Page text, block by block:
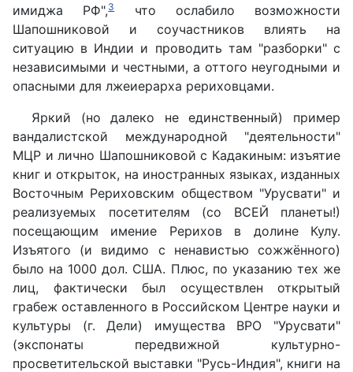
имиджа РФ",3что ослабило возможности
Шапошниковой и соучастников влиять на
ситуацию в Индии и проводить там "разборки" с
независимыми и честными, а оттого неугодными и
опасными для лжеиерарха рериховцами.
Яркий (но далеко не единственный) пример
вандалистской международной "деятельности"
МЦР и лично Шапошниковой с Кадакиным: изъятие
книг и открыток, на иностранных языках, изданных
Восточным Рериховским обществом "Урусвати" и
реализуемых посетителям (со ВСЕЙ планеты!)
посещающим имение Рерихов в долине Кулу.
Изъятого (и видимо с ненавистью сожжённого)
было на 1000 дол. США. Плюс, по указанию тех же
лиц, фактически был осуществлен открытый
грабеж оставленного в Российском Центре науки и
культуры (г. Дели) имущества ВРО "Урусвати"
(экспонаты передвижной культурно-
просветительской выставки "Русь-Индия", книги на